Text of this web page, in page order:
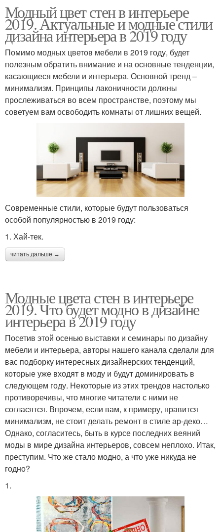
Модный цвет стен в интерьере
2019. Актуальные и модные стили
дизайна интерьера в 2019 году
Помимо модных цветов мебели в 2019 году, будет
полезным обратить внимание и на основные тенденции,
касающиеся мебели и интерьера. Основной тренд –
минимализм. Принципы лаконичности должны
прослеживаться во всем пространстве, поэтому мы
советуем вам освободить комнаты от лишних вещей.
Современные стили, которые будут пользоваться
особой популярностью в 2019 году:
1. Хай-тек.
читать дальше →
Модные цвета стен в интерьере
2019. Что будет модно в дизайне
интерьера в 2019 году
Посетив этой осенью выставки и семинары по дизайну
мебели и интерьера, авторы нашего канала сделали для
вас подборку интересных дизайнерских тенденций,
которые уже входят в моду и будут доминировать в
следующем году. Некоторые из этих трендов настолько
противоречивы, что многие читатели с ними не
согласятся. Впрочем, если вам, к примеру, нравится
минимализм, не стоит делать ремонт в стиле ар-деко…
Однако, согласитесь, быть в курсе последних веяний
моды в мире дизайна интерьеров, совсем неплохо. Итак,
преступим. Что же стало модно, а что уже никуда не
годно?
1.